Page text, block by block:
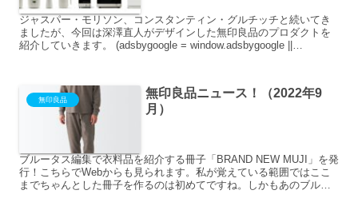
ジャスパー・モリソン、コンスタンティン・グルチッチと続いてき
ましたが、今回は深澤直人がデザインした無印良品のプロダクトを
紹介していきます。 (adsbygoogle = window.adsbygoogle ||
無印良品
無印良品ニュース！（2022年9
月）
ブルータス編集で衣料品を紹介する冊子「BRAND NEW MUJI」を発
行！こちらでWebからも見られます。私が覚えている範囲ではここ
までちゃんとした冊子を作るのは初めてですね。しかもあのブルー